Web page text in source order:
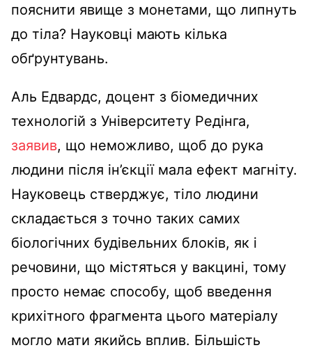
пояснити явище з монетами, що липнуть
до тіла? Науковці мають кілька
обґрунтувань.
Аль Едвардс, доцент з біомедичних
технологій з Університету Редінга,
заявив, що неможливо, щоб до рука
людини після ін’єкції мала ефект магніту.
Науковець стверджує, тіло людини
складається з точно таких самих
біологічних будівельних блоків, як і
речовини, що містяться у вакцині, тому
просто немає способу, щоб введення
крихітного фрагмента цього матеріалу
могло мати якийсь вплив. Більшість